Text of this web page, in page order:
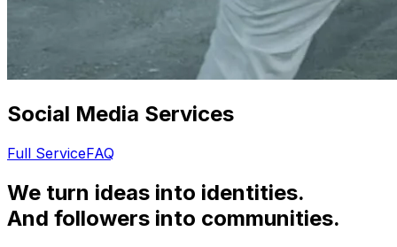
Social Media Services
Full ServiceFAQ
We turn ideas into identities.
And followers into communities.